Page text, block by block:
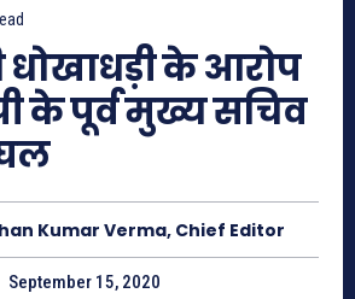
धोखाधड़ी के आरोप
के पूर्व मुख्य सचिव
Kumar Verma, Chief Editor
September 15, 2020